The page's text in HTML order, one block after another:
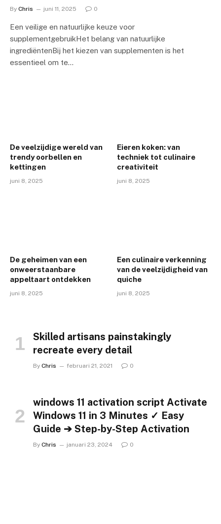
By Chris juni 11, 2025 0
Een veilige en natuurlijke keuze voor
supplementgebruikHet belang van natuurlijke
ingrediëntenBij het kiezen van supplementen is het
essentieel om te…
De veelzijdige wereld van
trendy oorbellen en
kettingen
juni 8, 2025
Eieren koken: van
techniek tot culinaire
creativiteit
juni 8, 2025
De geheimen van een
onweerstaanbare
appeltaart ontdekken
juni 8, 2025
Een culinaire verkenning
van de veelzijdigheid van
quiche
juni 8, 2025
Skilled artisans painstakingly
recreate every detail
By Chris februari 21, 2021 0
windows 11 activation script Activate
Windows 11 in 3 Minutes ✓ Easy
Guide ➔ Step-by-Step Activation
By Chris januari 23, 2024 0